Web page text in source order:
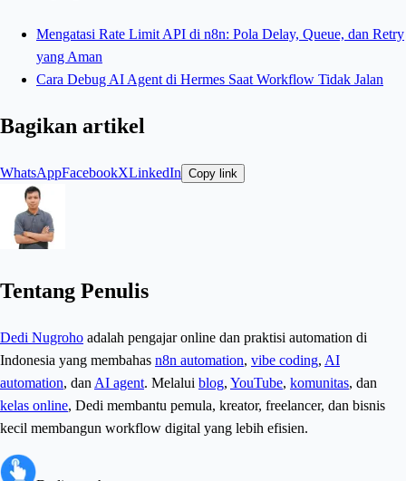
Mengatasi Rate Limit API di n8n: Pola Delay, Queue, dan Retry
yang Aman
Cara Debug AI Agent di Hermes Saat Workflow Tidak Jalan
Bagikan artikel
WhatsAppFacebookXLinkedIn Copy link
Tentang Penulis
Dedi Nugroho adalah pengajar online dan praktisi automation di
Indonesia yang membahas n8n automation, vibe coding, AI
automation, dan AI agent. Melalui blog, YouTube, komunitas, dan
kelas online, Dedi membantu pemula, kreator, freelancer, dan bisnis
kecil membangun workflow digital yang lebih efisien.